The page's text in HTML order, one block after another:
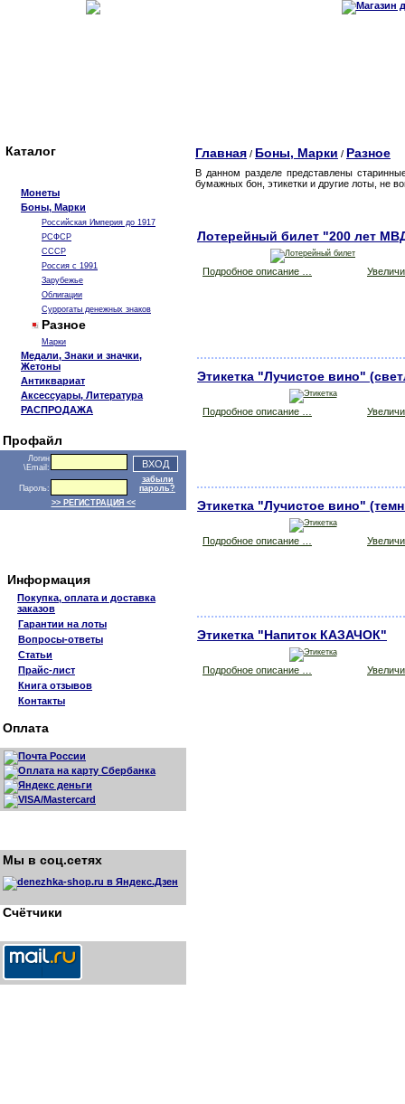
Каталог
Монеты
Боны, Марки
Российская Империя до 1917
РСФСР
СССР
Россия с 1991
Зарубежье
Облигации
Суррогаты денежных знаков
Разное
Марки
Медали, Знаки и значки,
Жетоны
Антиквариат
Аксессуары, Литература
РАСПРОДАЖА
Профайл
Логин
\Email:
Пароль:
забыли
пароль?
>> РЕГИСТРАЦИЯ <<
Информация
Покупка, оплата и доставка
заказов
Гарантии на лоты
Вопросы-ответы
Статьи
Прайс-лист
Книга отзывов
Контакты
Оплата
Мы в соц.сетях
Счётчики
Главная / Боны, Марки / Разное
В данном разделе представлены
бумажных бон, этикетки и другие лоты, не
Лотерейный билет "200 лет
Подробное описание …
Этикетка "Лучистое вино"
Подробное описание …
Этикетка "Лучистое вино"
Подробное описание …
Этикетка "Напиток КАЗАЧОК"
Подробное описание …